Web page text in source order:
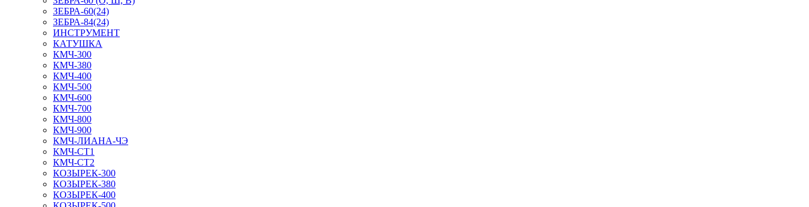
ЗЕБРА-60(24)
ЗЕБРА-84(24)
ИНСТРУМЕНТ
КАТУШКА
КМЧ-300
КМЧ-380
КМЧ-400
КМЧ-500
КМЧ-600
КМЧ-700
КМЧ-800
КМЧ-900
КМЧ-ЛИАНА-ЧЭ
КМЧ-СТ1
КМЧ-СТ2
КОЗЫРЕК-300
КОЗЫРЕК-380
КОЗЫРЕК-400